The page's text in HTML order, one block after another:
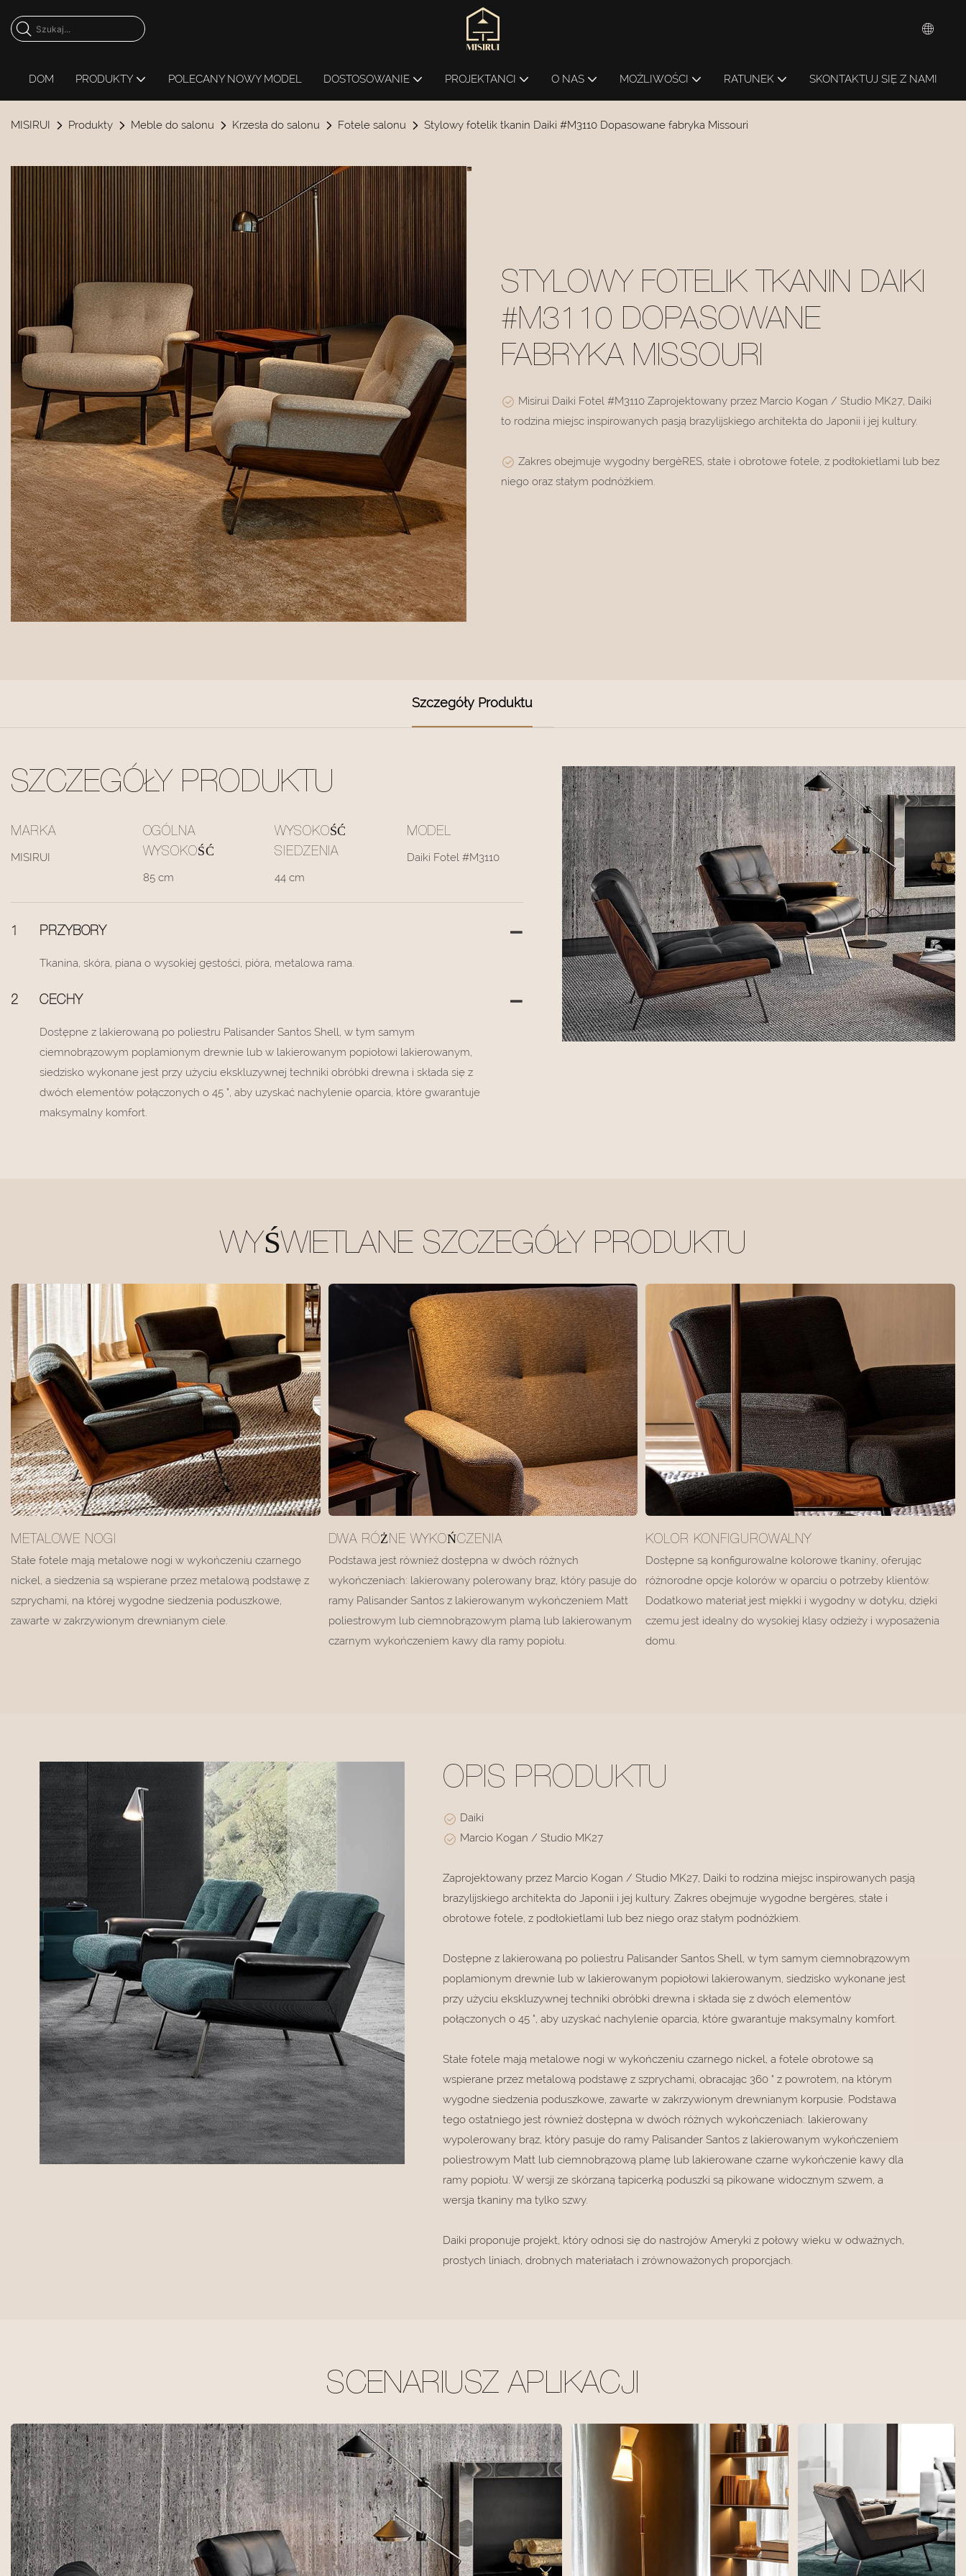
DOM PRODUKTY POLECANY NOWY MODEL DOSTOSOWANIE PROJEKTANCI O NAS MOŻLIWOŚCI RATUNEK SKONTAKTUJ SIĘ Z NAMI
MISIRUI Produkty Meble do salonu Krzesła do salonu Fotele salonu Stylowy fotelik tkanin Daiki #M3110 Dopasowane fabryka Missouri
STYLOWY FOTELIK TKANIN DAIKI
#M3110 DOPASOWANE
FABRYKA MISSOURI
Misirui Daiki Fotel #M3110 Zaprojektowany przez Marcio Kogan / Studio MK27, Daiki
to rodzina miejsc inspirowanych pasją brazylijskiego architekta do Japonii i jej kultury.
Zakres obejmuje wygodny bergèRES, stałe i obrotowe fotele, z podłokietlami lub bez
niego oraz stałym podnóżkiem.
Szczegóły Produktu
SZCZEGÓŁY PRODUKTU
MARKA
MISIRUI
OGÓLNA
WYSOKOŚĆ
85 cm
WYSOKOŚĆ
SIEDZENIA
44 cm
MODEL
Daiki Fotel #M3110
1 PRZYBORY
Tkanina, skóra, piana o wysokiej gęstości, pióra, metalowa rama.
2 CECHY
Dostępne z lakierowaną po poliestru Palisander Santos Shell, w tym samym
ciemnobrązowym poplamionym drewnie lub w lakierowanym popiołowi lakierowanym,
siedzisko wykonane jest przy użyciu ekskluzywnej techniki obróbki drewna i składa się z
dwóch elementów połączonych o 45 °, aby uzyskać nachylenie oparcia, które gwarantuje
maksymalny komfort.
WYŚWIETLANE SZCZEGÓŁY PRODUKTU
METALOWE NOGI
Stałe fotele mają metalowe nogi w wykończeniu czarnego
nickel, a siedzenia są wspierane przez metalową podstawę z
szprychami, na której wygodne siedzenia poduszkowe,
zawarte w zakrzywionym drewnianym ciele.
DWA RÓŻNE WYKOŃCZENIA
Podstawa jest również dostępna w dwóch różnych
wykończeniach: lakierowany polerowany brąz, który pasuje do
ramy Palisander Santos z lakierowanym wykończeniem Matt
poliestrowym lub ciemnobrązowym plamą lub lakierowanym
czarnym wykończeniem kawy dla ramy popiołu.
KOLOR KONFIGUROWALNY
Dostępne są konfigurowalne kolorowe tkaniny, oferując
różnorodne opcje kolorów w oparciu o potrzeby klientów.
Dodatkowo materiał jest miękki i wygodny w dotyku, dzięki
czemu jest idealny do wysokiej klasy odzieży i wyposażenia
domu.
OPIS PRODUKTU
Daiki
Marcio Kogan / Studio MK27
Zaprojektowany przez Marcio Kogan / Studio MK27, Daiki to rodzina miejsc inspirowanych pasją
brazylijskiego architekta do Japonii i jej kultury. Zakres obejmuje wygodne bergères, stałe i
obrotowe fotele, z podłokietlami lub bez niego oraz stałym podnóżkiem.
Dostępne z lakierowaną po poliestru Palisander Santos Shell, w tym samym ciemnobrązowym
poplamionym drewnie lub w lakierowanym popiołowi lakierowanym, siedzisko wykonane jest
przy użyciu ekskluzywnej techniki obróbki drewna i składa się z dwóch elementów
połączonych o 45 °, aby uzyskać nachylenie oparcia, które gwarantuje maksymalny komfort.
Stałe fotele mają metalowe nogi w wykończeniu czarnego nickel, a fotele obrotowe są
wspierane przez metalową podstawę z szprychami, obracając 360 ° z powrotem, na którym
wygodne siedzenia poduszkowe, zawarte w zakrzywionym drewnianym korpusie. Podstawa
tego ostatniego jest również dostępna w dwóch różnych wykończeniach: lakierowany
wypolerowany brąz, który pasuje do ramy Palisander Santos z lakierowanym wykończeniem
poliestrowym Matt lub ciemnobrązową plamę lub lakierowane czarne wykończenie kawy dla
ramy popiołu. W wersji ze skórzaną tapicerką poduszki są pikowane widocznym szwem, a
wersja tkaniny ma tylko szwy.
Daiki proponuje projekt, który odnosi się do nastrojów Ameryki z połowy wieku w odważnych,
prostych liniach, drobnych materiałach i zrównoważonych proporcjach.
SCENARIUSZ APLIKACJI